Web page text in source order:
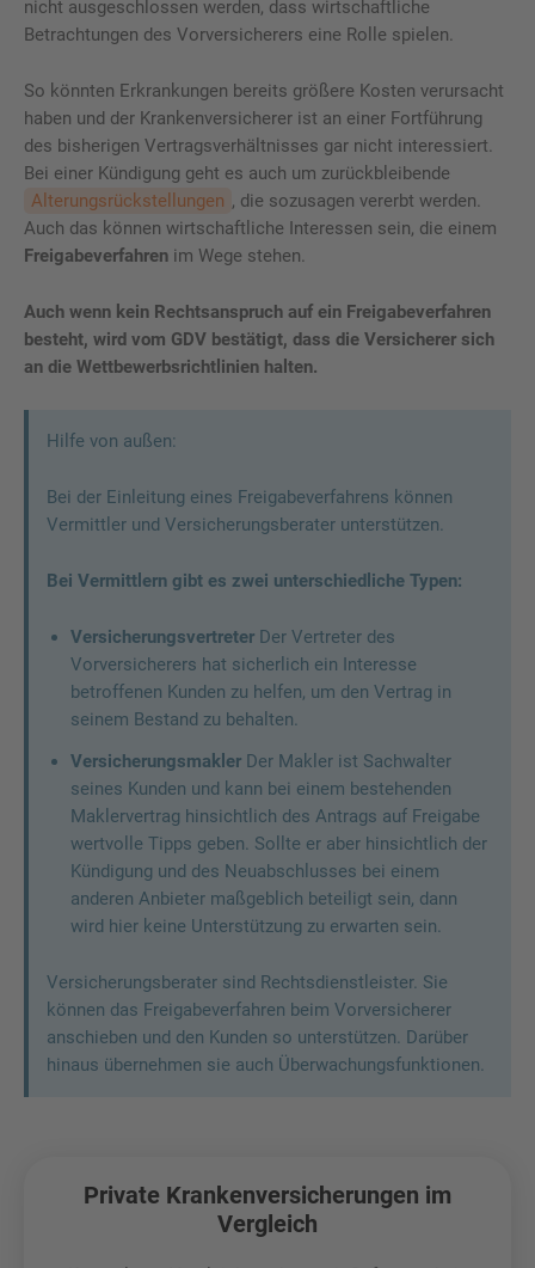
nicht ausgeschlossen werden, dass wirtschaftliche
Betrachtungen des Vorversicherers eine Rolle spielen.
So könnten Erkrankungen bereits größere Kosten verursacht
haben und der Krankenversicherer ist an einer Fortführung
des bisherigen Vertragsverhältnisses gar nicht interessiert.
Bei einer Kündigung geht es auch um zurückbleibende
Alterungsrückstellungen , die sozusagen vererbt werden.
Auch das können wirtschaftliche Interessen sein, die einem
Freigabeverfahren im Wege stehen.
Auch wenn kein Rechtsanspruch auf ein Freigabeverfahren
besteht, wird vom GDV bestätigt, dass die Versicherer sich
an die Wettbewerbsrichtlinien halten.
Hilfe von außen:
Bei der Einleitung eines Freigabeverfahrens können
Vermittler und Versicherungsberater unterstützen.
Bei Vermittlern gibt es zwei unterschiedliche Typen:
Versicherungsvertreter Der Vertreter des
Vorversicherers hat sicherlich ein Interesse
betroffenen Kunden zu helfen, um den Vertrag in
seinem Bestand zu behalten.
Versicherungsmakler Der Makler ist Sachwalter
seines Kunden und kann bei einem bestehenden
Maklervertrag hinsichtlich des Antrags auf Freigabe
wertvolle Tipps geben. Sollte er aber hinsichtlich der
Kündigung und des Neuabschlusses bei einem
anderen Anbieter maßgeblich beteiligt sein, dann
wird hier keine Unterstützung zu erwarten sein.
Versicherungsberater sind Rechtsdienstleister. Sie
können das Freigabeverfahren beim Vorversicherer
anschieben und den Kunden so unterstützen. Darüber
hinaus übernehmen sie auch Überwachungsfunktionen.
Private Krankenversicherungen im
Vergleich